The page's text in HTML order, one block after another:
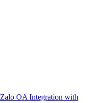
Zalo OA Integration with